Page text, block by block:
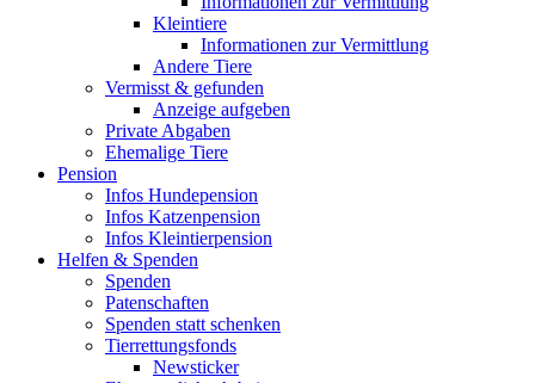
Kleintiere
Informationen zur Vermittlung
Andere Tiere
Vermisst & gefunden
Anzeige aufgeben
Private Abgaben
Ehemalige Tiere
Pension
Infos Hundepension
Infos Katzenpension
Infos Kleintierpension
Helfen & Spenden
Spenden
Patenschaften
Spenden statt schenken
Tierrettungsfonds
Newsticker